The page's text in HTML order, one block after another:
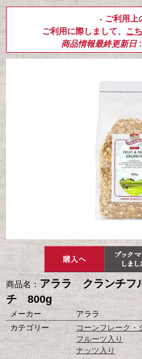
- ご利用上
ご利用に際しまして、 こ
商品情報最終更新日:
商品名：アララ クランチフ
チ 800g
メーカー
アララ
カテゴリー
コーンフレーク・
フルーツ入り
ナッツ入り